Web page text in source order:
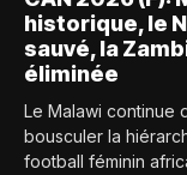
historique, le
sauvé, la
éliminée
Le Malawi continue
bousculer la
football féminin